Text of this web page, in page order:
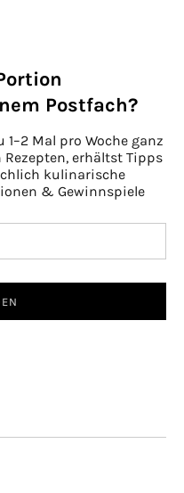
Postfach?
Mal pro Woche ganz
erhältst Tipps
kulinarische
& Gewinnspiele